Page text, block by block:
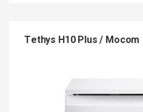
Tethys H10 Plus / Mocom